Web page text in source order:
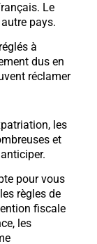
Le
pays.
à
dus en
réclamer
les
et
pour vous
règles de
fiscale
les